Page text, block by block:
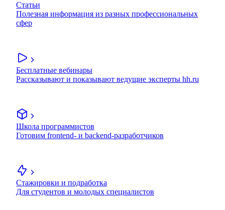
Статьи
Полезная информация из разных профессиональных
сфер
Бесплатные вебинары
Рассказывают и показывают ведущие эксперты hh.ru
Школа программистов
Готовим frontend- и backend-разработчиков
Стажировки и подработка
Для студентов и молодых специалистов